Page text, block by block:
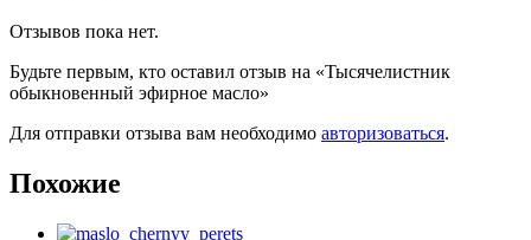
Отзывов пока нет.
Будьте первым, кто оставил отзыв на «Тысячелистник
обыкновенный эфирное масло»
Для отправки отзыва вам необходимо авторизоваться.
Похожие